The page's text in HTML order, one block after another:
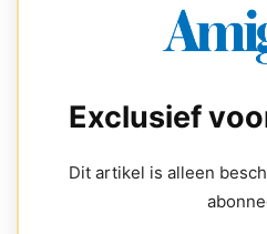
Exclusief
Dit artikel is alleen